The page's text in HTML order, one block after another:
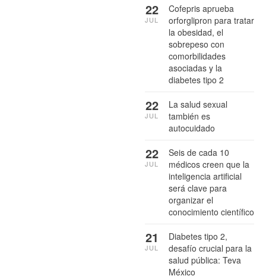
Cofepris aprueba
orforglipron para tratar
la obesidad, el
sobrepeso con
comorbilidades
asociadas y la
diabetes tipo 2
22
JUL
La salud sexual
también es
autocuidado
22
JUL
Seis de cada 10
médicos creen que la
inteligencia artificial
será clave para
organizar el
conocimiento científico
22
JUL
Diabetes tipo 2,
desafío crucial para la
salud pública: Teva
México
21
JUL